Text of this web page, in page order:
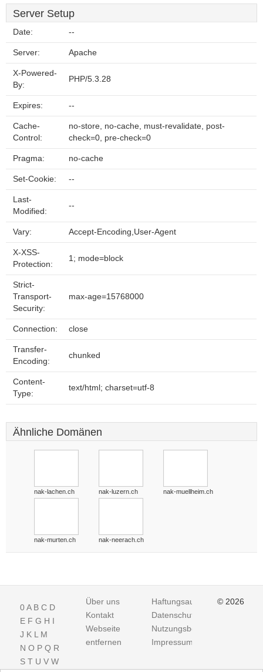
Server Setup
Date: --
Server: Apache
X-Powered-
By:
PHP/5.3.28
Expires: --
Cache-
Control:
no-store, no-cache, must-revalidate, post-
check=0, pre-check=0
Pragma: no-cache
Set-Cookie: --
Last-
Modified:
--
Vary: Accept-Encoding,User-Agent
X-XSS-
Protection:
1; mode=block
Strict-
Transport-
Security:
max-age=15768000
Connection: close
Transfer-
Encoding:
chunked
Content-
Type:
text/html; charset=utf-8
Ähnliche Domänen
nak-lachen.ch nak-luzern.ch nak-muellheim.ch
nak-murten.ch nak-neerach.ch
0A B C D
E F G H I
J K L M
N O P Q R
S T U V W
Über uns
Kontakt
Webseite
entfernen
Haftungsausschluss
Datenschutz
Nutzungsbedingungen
Impressum
© 2026